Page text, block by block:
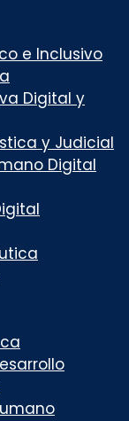
e Inclusivo
Digital y
y Judicial
Digital